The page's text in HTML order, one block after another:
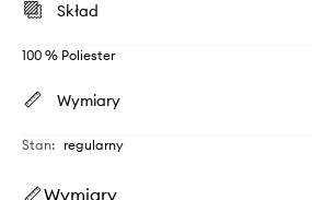
Skład
100 % Poliester
Wymiary
Stan: regularny
Wymiary